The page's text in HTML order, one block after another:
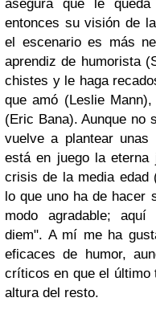
asegura que le
entonces su visión de
el escenario es más
aprendiz de humorista
chistes y le haga
que amó (Leslie
(Eric Bana). Aunque no
vuelve a plantear unas
está en juego la eterna
crisis de la media edad
lo que uno ha de hacer
modo agradable;
diem". A mí me ha
eficaces de humor,
críticos en que el último
altura del resto.